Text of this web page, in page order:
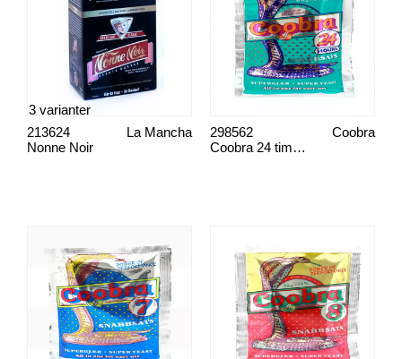
Nonne Noir
La Mancha
213624
3 varianter
Coobra 24 tim, snabbsats
Coobra
298562